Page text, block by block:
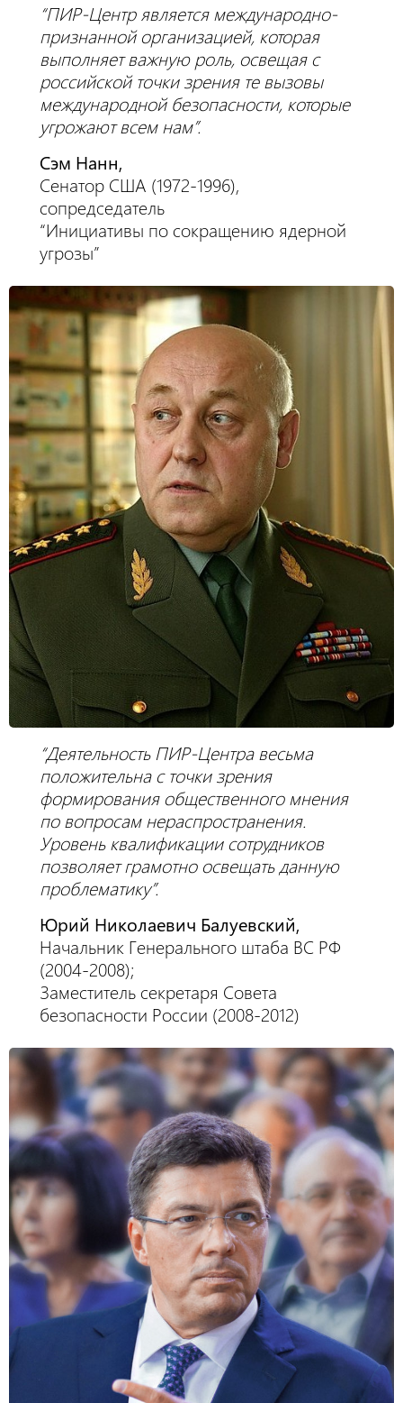
“ПИР-Центр является международно-
признанной организацией, которая
выполняет важную роль, освещая с
российской точки зрения те вызовы
международной безопасности, которые
угрожают всем нам”.
Сэм Нанн,
Сенатор США (1972-1996),
сопредседатель
“Инициативы по сокращению ядерной
угрозы”
“Деятельность ПИР-Центра весьма
положительна с точки зрения
формирования общественного мнения
по вопросам нераспространения.
Уровень квалификации сотрудников
позволяет грамотно освещать данную
проблематику”.
Юрий Николаевич Балуевский,
Начальник Генерального штаба ВС РФ
(2004-2008);
Заместитель секретаря Совета
безопасности России (2008-2012)